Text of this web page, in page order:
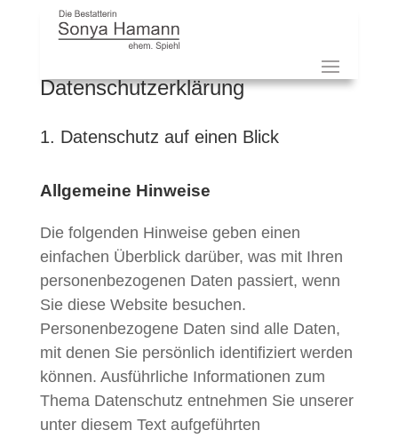
Datenschutzerklärung
1. Datenschutz auf einen Blick
Allgemeine Hinweise
Die folgenden Hinweise geben einen
einfachen Überblick darüber, was mit Ihren
personenbezogenen Daten passiert, wenn
Sie diese Website besuchen.
Personenbezogene Daten sind alle Daten,
mit denen Sie persönlich identifiziert werden
können. Ausführliche Informationen zum
Thema Datenschutz entnehmen Sie unserer
unter diesem Text aufgeführten